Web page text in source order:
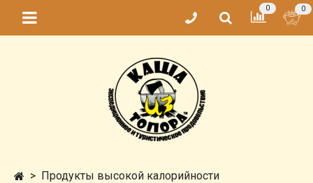
0 0
Продукты высокой калорийности